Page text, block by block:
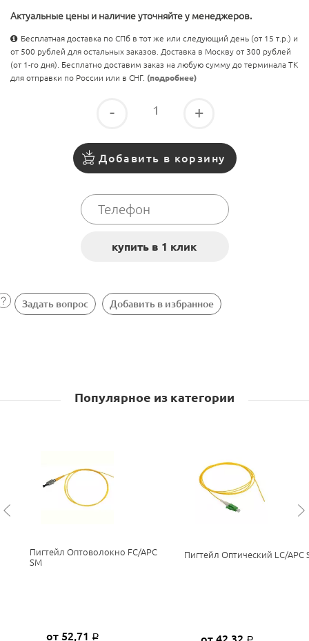
Актуальные цены и наличие уточняйте у менеджеров.
Бесплатная доставка по СПб в тот же или следующий день (от 15 т.р.) и
от 500 рублей для остальных заказов. Доставка в Москву от 300 рублей
(от 1-го дня). Бесплатно доставим заказ на любую сумму до терминала ТК
для отправки по России или в СНГ. (подробнее)
- +
Добавить в корзину
Задать вопрос Добавить в избранное
Популярное из категории
Пигтейл Оптоволокно FC/APC
SM
от 52,71 Р
Пигтейл Оптический LC/APC
Р